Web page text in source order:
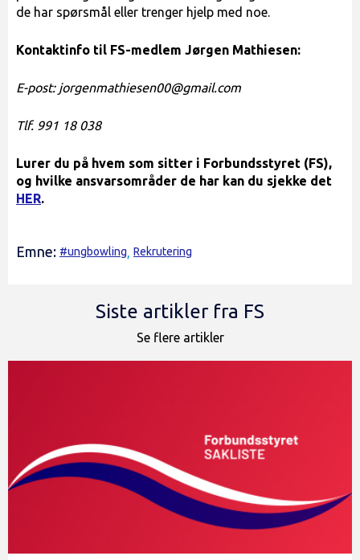
de har spørsmål eller trenger hjelp med noe.
Kontaktinfo til FS-medlem Jørgen Mathiesen:
E-post: jorgenmathiesen00@gmail.com
Tlf. 991 18 038
Lurer du på hvem som sitter i Forbundsstyret (FS),
og hvilke ansvarsområder de har kan du sjekke det
HER.
Emne: #ungbowling, Rekrutering
Siste artikler fra FS
Se flere artikler